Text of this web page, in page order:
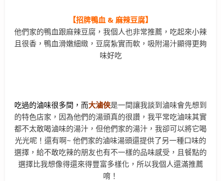
【招牌鴨血 & 麻辣豆腐】
他們家的鴨血跟麻辣豆腐，我個人也非常推薦，吃起來小辣
且很香，鴨血滑嫩細緻，豆腐紮實而軟，吸附湯汁顯得更夠
味好吃
吃過的滷味很多間，而大滷俠是一間讓我談到滷味會先想到
的特色店家，因為他們的湯頭真的很讚，我平常吃滷味其實
都不太敢喝滷味的湯汁，但他們家的湯汁，我卻可以將它喝
光光呢！還有啊~ 他們家的滷味湯頭還提供了另一種口味的
選擇，給不敢吃辣的朋友也有不一樣的品味感受，且餐點的
選擇比我想像得還來得豐富多樣化，所以我個人還滿推薦
唷！